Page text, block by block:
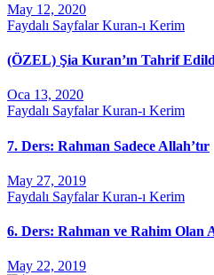
May 12, 2020
Faydalı SayfalarKuran-ı Kerim
(ÖZEL) Şia Kuran’ın Tahrif
Oca 13, 2020
Faydalı SayfalarKuran-ı Kerim
7. Ders: Rahman Sadece Allah’tır
May 27, 2019
Faydalı SayfalarKuran-ı Kerim
6. Ders: Rahman ve Rahim Olan
May 22, 2019